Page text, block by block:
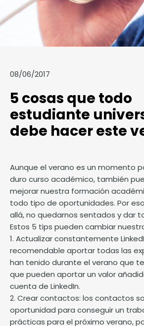
08/06/2017
5 cosas que todo
estudiante
debe hacer este
Aunque el verano es un momento
duro curso académico, también
mejorar nuestra formación
todo tipo de oportunidades. Por
allá, no quedarnos sentados y dar
Estos 5 tips pueden cambiar
1. Actualizar constantemente
recomendable aportar todas las
han tenido durante el verano que
que pueden aportar un valor
cuenta de LinkedIn.
2. Crear contactos: los contactos
oportunidad para conseguir un
prácticas para el próximo verano,